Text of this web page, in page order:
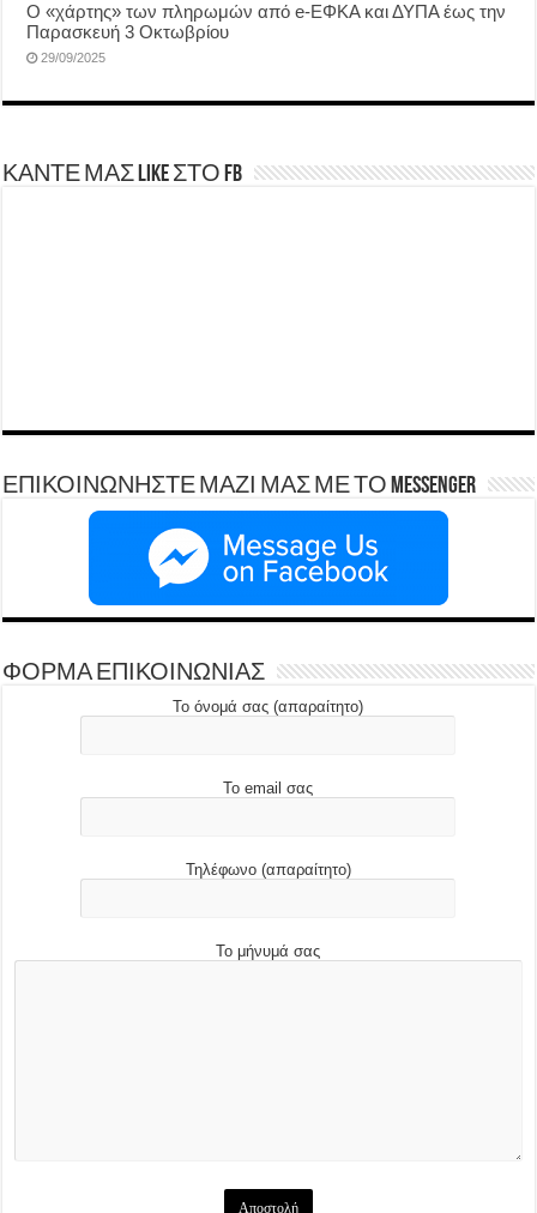
Ο «χάρτης» των πληρωμών από e-ΕΦΚΑ και ΔΥΠΑ έως την
Παρασκευή 3 Οκτωβρίου
29/09/2025
ΚΑΝΤΕ ΜΑΣ LIKE ΣΤΟ FB
ΕΠΙΚΟΙΝΩΝΗΣΤΕ ΜΑΖΙ ΜΑΣ ΜΕ ΤΟ Messenger
ΦΟΡΜΑ ΕΠΙΚΟΙΝΩΝΙΑΣ
Το όνομά σας (απαραίτητο)
Το email σας
Τηλέφωνο (απαραίτητο)
Το μήνυμά σας